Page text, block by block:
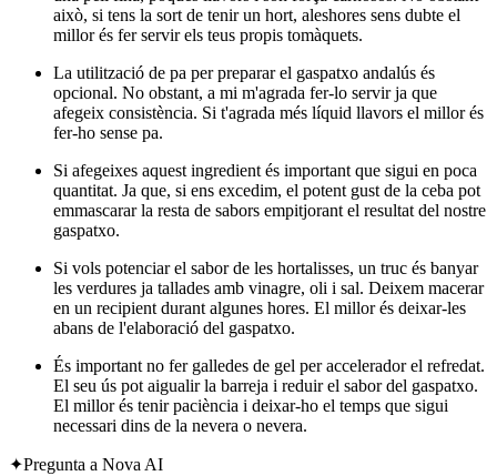
això, si tens la sort de tenir un hort, aleshores sens dubte el
millor és fer servir els teus propis tomàquets.
La utilització de pa per preparar el gaspatxo andalús és
opcional. No obstant, a mi m'agrada fer-lo servir ja que
afegeix consistència. Si t'agrada més líquid llavors el millor és
fer-ho sense pa.
Si afegeixes aquest ingredient és important que sigui en poca
quantitat. Ja que, si ens excedim, el potent gust de la ceba pot
emmascarar la resta de sabors empitjorant el resultat del nostre
gaspatxo.
Si vols potenciar el sabor de les hortalisses, un truc és banyar
les verdures ja tallades amb vinagre, oli i sal. Deixem macerar
en un recipient durant algunes hores. El millor és deixar-les
abans de l'elaboració del gaspatxo.
És important no fer galledes de gel per accelerador el refredat.
El seu ús pot aigualir la barreja i reduir el sabor del gaspatxo.
El millor és tenir paciència i deixar-ho el temps que sigui
necessari dins de la nevera o nevera.
✦Pregunta a Nova AI